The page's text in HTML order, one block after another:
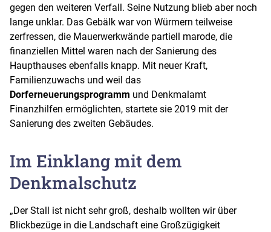
gegen den weiteren Verfall. Seine Nutzung blieb aber noch
lange unklar. Das Gebälk war von Würmern teilweise
zerfressen, die Mauerwerkwände partiell marode, die
finanziellen Mittel waren nach der Sanierung des
Haupthauses ebenfalls knapp. Mit neuer Kraft,
Familienzuwachs und weil das
Dorferneuerungsprogramm und Denkmalamt
Finanzhilfen ermöglichten, startete sie 2019 mit der
Sanierung des zweiten Gebäudes.
Im Einklang mit dem
Denkmalschutz
„Der Stall ist nicht sehr groß, deshalb wollten wir über
Blickbezüge in die Landschaft eine Großzügigkeit